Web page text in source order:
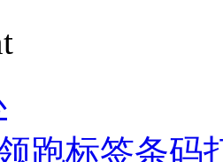
跑标签条码